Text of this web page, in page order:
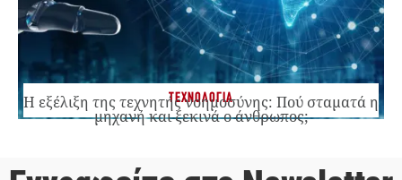
ΤΕΧΝΟΛΟΓΙΑ
Η εξέλιξη της τεχνητής νοημοσύνης: Πού σταματά η
μηχανή και ξεκινά ο άνθρωπος;